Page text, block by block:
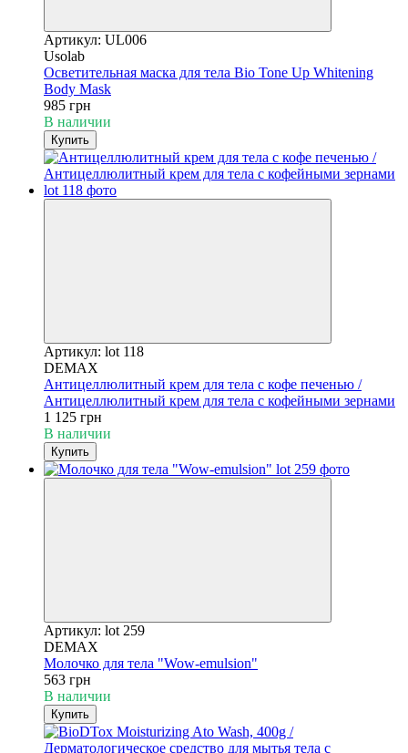
Артикул: UL006
Usolab
Осветительная маска для тела Bio Tone Up Whitening
Body Mask
985 грн
В наличии
Купить
Артикул: lot 118
DEMAX
Антицеллюлитный крем для тела с кофе печенью /
Антицеллюлитный крем для тела с кофейными зернами
1 125 грн
В наличии
Купить
Артикул: lot 259
DEMAX
Молочко для тела "Wow-emulsion"
563 грн
В наличии
Купить